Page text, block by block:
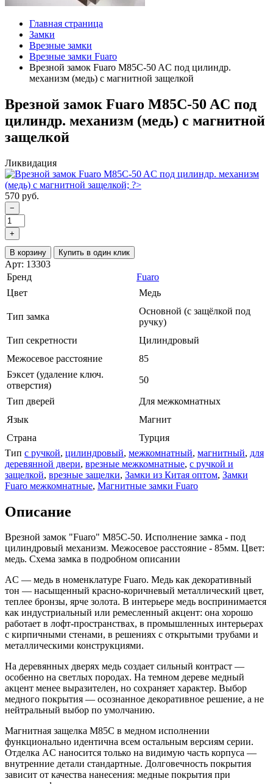
Главная страница
Замки
Врезные замки
Врезные замки Fuaro
Врезной замок Fuaro M85C-50 AC под цилиндр.
механизм (медь) с магнитной защелкой
Врезной замок Fuaro M85C-50 AC под
цилиндр. механизм (медь) с магнитной
защелкой
Ликвидация
570 руб.
−
+
В корзину Купить в один клик
Арт: 13303
Бренд
Fuaro
Цвет
Медь
Тип замка
Основной (с защёлкой под
ручку)
Тип секретности
Цилиндровый
Межосевое расстояние
85
Бэксет (удаление ключ.
отверстия)
50
Тип дверей
Для межкомнатных
Язык
Магнит
Страна
Турция
Тип с ручкой, цилиндровый, межкомнатный, магнитный, для
деревянной двери, врезные межкомнатные, с ручкой и
защелкой, врезные защелки, Замки из Китая оптом, Замки
Fuaro межкомнатные, Магнитные замки Fuaro
Описание
Врезной замок "Fuaro" M85C-50. Исполнение замка - под
цилиндровый механизм. Межосевое расстояние - 85мм. Цвет:
медь. Схема замка в подробном описании
AC — медь в номенклатуре Fuaro. Медь как декоративный
тон — насыщенный красно-коричневый металлический цвет,
теплее бронзы, ярче золота. В интерьере медь воспринимается
как индустриальный или ремесленный акцент: она хорошо
работает в лофт-пространствах, в промышленных интерьерах
с кирпичными стенами, в решениях с открытыми трубами и
металлическими конструкциями.
На деревянных дверях медь создает сильный контраст —
особенно на светлых породах. На темном дереве медный
акцент менее выразителен, но сохраняет характер. Выбор
медного покрытия — осознанное декоративное решение, а не
нейтральный выбор по умолчанию.
Магнитная защелка M85C в медном исполнении
функционально идентична всем остальным версиям серии.
Отделка AC наносится только на видимую часть корпуса —
внутренние детали стандартные. Долговечность покрытия
зависит от качества нанесения: медные покрытия при